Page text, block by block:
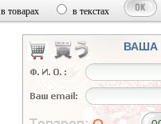
в товарах в текстах
ВАША